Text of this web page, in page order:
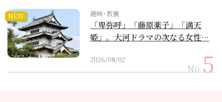
NEW 趣味･教養
「卑弥呼」「藤原薬子」「満天
姫」。大河ドラマの次なる女性…
2026/08/02
No.